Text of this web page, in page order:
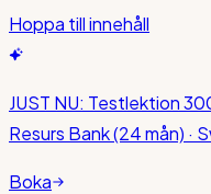
Hoppa till innehåll
JUST NU: Testlektion
Resurs Bank (24 mån) ·
Boka